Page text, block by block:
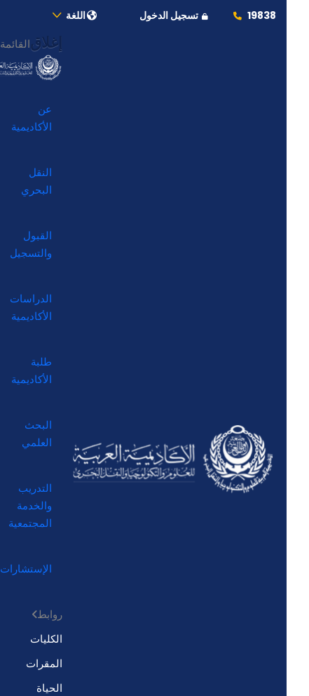
19838 تسجيل الدخول اللغة
إغلاق القائمة
عن
الأكاديمية
النقل
البحري
القبول
والتسجيل
الدراسات
الأكاديمية
طلبة
الأكاديمية
البحث
العلمي
التدريب
والخدمة
المجتمعية
الإستشارات
روابط
الكليات
المقرات
الحياة